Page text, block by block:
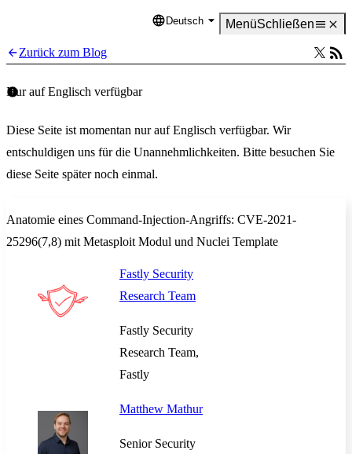
Language
Deutsch MenüSchließen
Zurück zum Blog
Nur auf Englisch verfügbar
Diese Seite ist momentan nur auf Englisch verfügbar. Wir
entschuldigen uns für die Unannehmlichkeiten. Bitte besuchen Sie
diese Seite später noch einmal.
Anatomie eines Command-Injection-Angriffs: CVE-2021-
25296(7,8) mit Metasploit Modul und Nuclei Template
Fastly Security
Research Team
Fastly Security
Research Team,
Fastly
Matthew Mathur
Senior Security